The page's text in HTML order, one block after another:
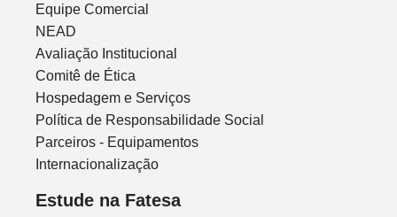
Equipe Comercial
NEAD
Avaliação Institucional
Comitê de Ética
Hospedagem e Serviços
Política de Responsabilidade Social
Parceiros - Equipamentos
Internacionalização
Estude na Fatesa